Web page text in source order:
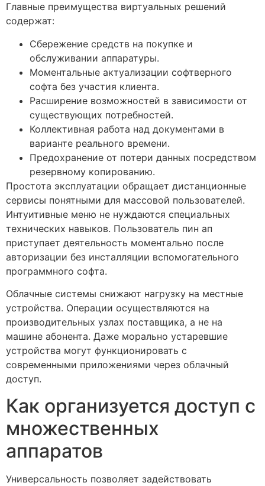
Главные преимущества виртуальных решений
содержат:
Сбережение средств на покупке и
обслуживании аппаратуры.
Моментальные актуализации софтверного
софта без участия клиента.
Расширение возможностей в зависимости от
существующих потребностей.
Коллективная работа над документами в
варианте реального времени.
Предохранение от потери данных посредством
резервному копированию.
Простота эксплуатации обращает дистанционные
сервисы понятными для массовой пользователей.
Интуитивные меню не нуждаются специальных
технических навыков. Пользователь пин ап
приступает деятельность моментально после
авторизации без инсталляции вспомогательного
программного софта.
Облачные системы снижают нагрузку на местные
устройства. Операции осуществляются на
производительных узлах поставщика, а не на
машине абонента. Даже морально устаревшие
устройства могут функционировать с
современными приложениями через облачный
доступ.
Как организуется доступ с
множественных
аппаратов
Универсальность позволяет задействовать